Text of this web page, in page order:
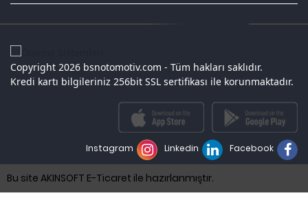
Copyright 2026 bsnotomotiv.com - Tüm hakları saklıdır.
Kredi kartı bilgileriniz 256bit SSL sertifikası ile korunmaktadır.
Facebook
Linkedin
Instagram
Bu site AKINSOFT E-Ticaret ile hazırlanmıştır.